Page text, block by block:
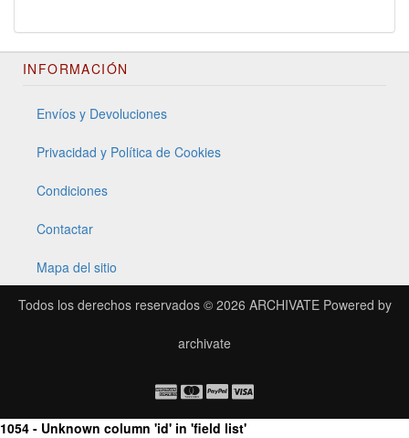
INFORMACIÓN
Envíos y Devoluciones
Privacidad y Política de Cookies
Condiciones
Contactar
Mapa del sitio
Todos los derechos reservados © 2026 ARCHIVATEPowered by
archivate
1054 - Unknown column 'id' in 'field list'